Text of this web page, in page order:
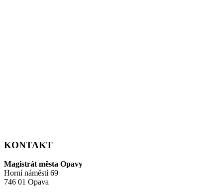
KONTAKT
Magistrát města Opavy
Horní náměstí 69
746 01 Opava